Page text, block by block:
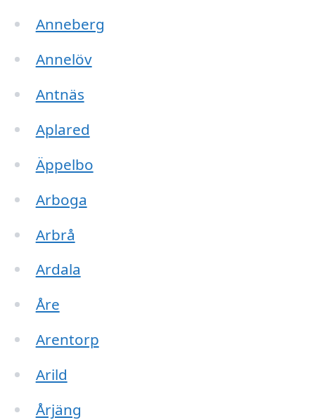
Anneberg
Annelöv
Antnäs
Aplared
Äppelbo
Arboga
Arbrå
Ardala
Åre
Arentorp
Arild
Årjäng